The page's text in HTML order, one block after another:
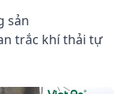
sản
trắc khí thải tự